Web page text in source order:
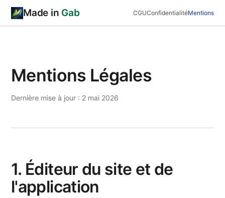
Made in Gab CGUConfidentialitéMentions
Mentions Légales
Dernière mise à jour : 2 mai 2026
1. Éditeur du site et de
l'application